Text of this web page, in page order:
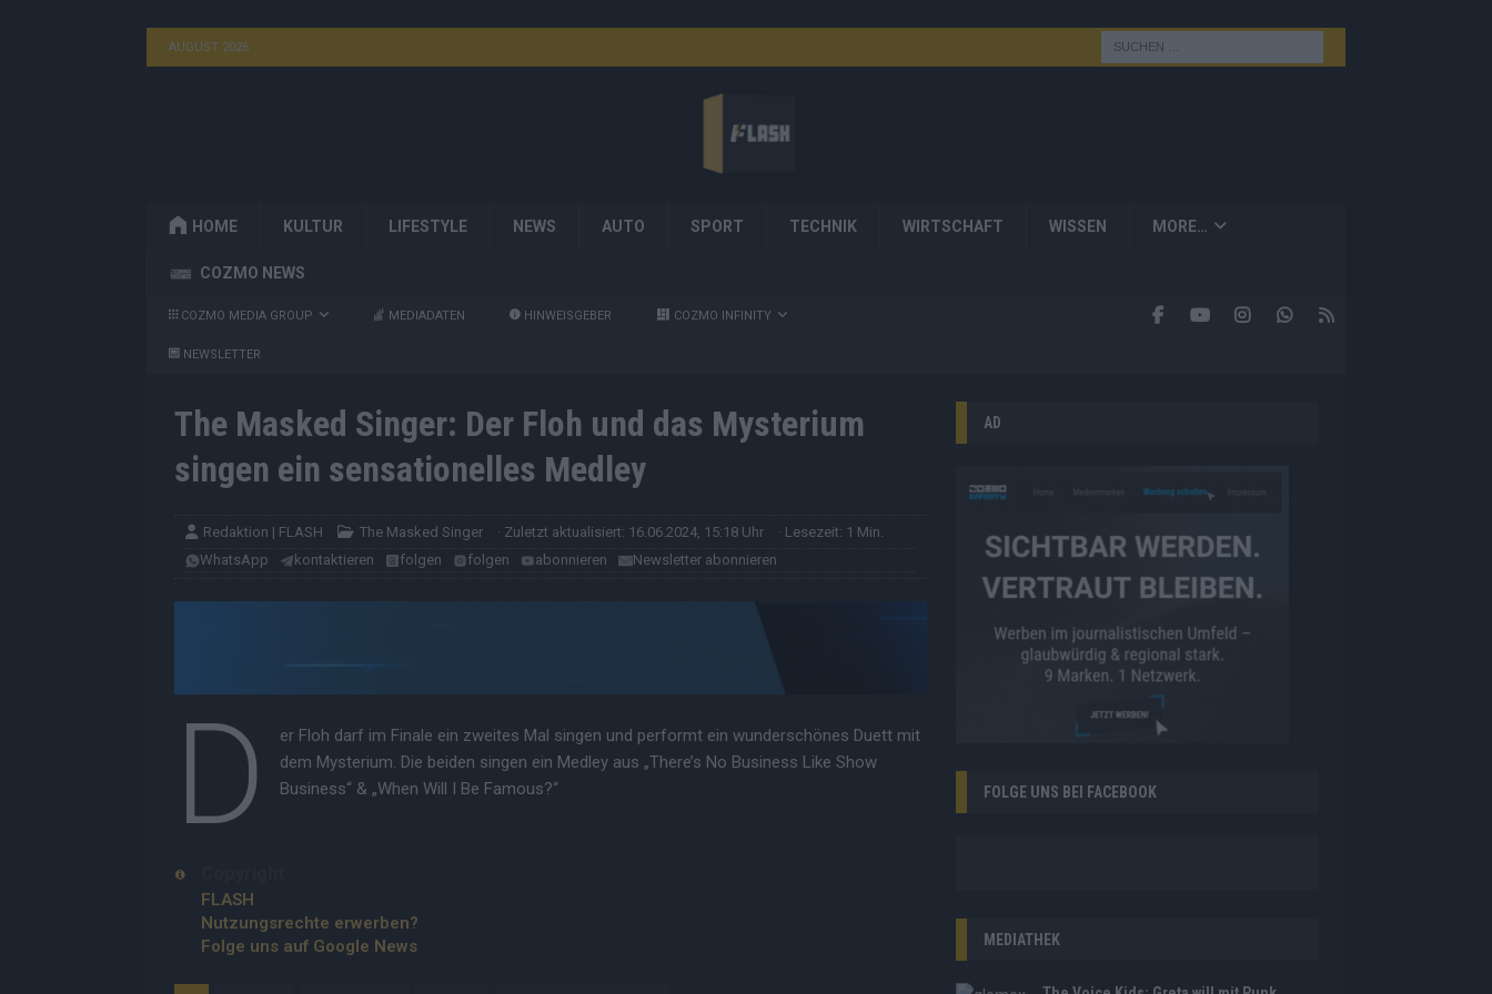
AUGUST 2026
HOME KULTUR LIFESTYLE NEWS AUTO SPORT TECHNIK WIRTSCHAFT WISSEN MORE…
COZMO NEWS
COZMO MEDIA GROUP MEDIADATEN HINWEISGEBER COZMO INFINITY
NEWSLETTER
The Masked Singer: Der Floh und das Mysterium
singen ein sensationelles Medley
Redaktion | FLASH The Masked Singer · Zuletzt aktualisiert: 16.06.2024, 15:18 Uhr
· Lesezeit: 1 Min.
WhatsApp
kontaktieren folgen folgen abonnieren Newsletter abonnieren
D
er Floh darf im Finale ein zweites Mal singen und performt ein wunderschönes Duett mit
dem Mysterium. Die beiden singen ein Medley aus „There’s No Business Like Show
Business“ & „When Will I Be Famous?“
FLASH
Nutzungsrechte erwerben?
Folge uns auf Google News
AD
FOLGE UNS BEI FACEBOOK
MEDIATHEK